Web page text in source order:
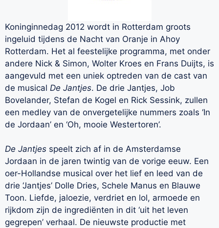
Koninginnedag 2012 wordt in Rotterdam groots
ingeluid tijdens de Nacht van Oranje in Ahoy
Rotterdam. Het al feestelijke programma, met onder
andere Nick & Simon, Wolter Kroes en Frans Duijts, is
aangevuld met een uniek optreden van de cast van
de musical De Jantjes. De drie Jantjes, Job
Bovelander, Stefan de Kogel en Rick Sessink, zullen
een medley van de onvergetelijke nummers zoals ‘In
de Jordaan’ en ‘Oh, mooie Westertoren’.
De Jantjes speelt zich af in de Amsterdamse
Jordaan in de jaren twintig van de vorige eeuw. Een
oer-Hollandse musical over het lief en leed van de
drie ‘Jantjes’ Dolle Dries, Schele Manus en Blauwe
Toon. Liefde, jaloezie, verdriet en lol, armoede en
rijkdom zijn de ingrediënten in dit ‘uit het leven
gegrepen’ verhaal. De nieuwste productie met